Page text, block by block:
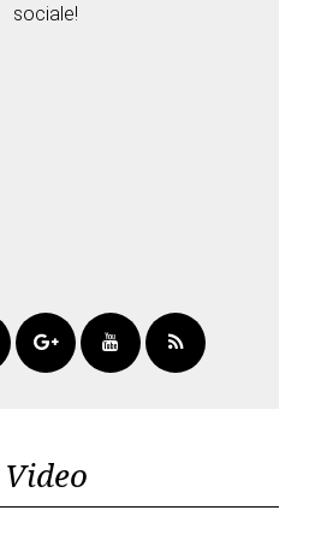
sociale!
Video